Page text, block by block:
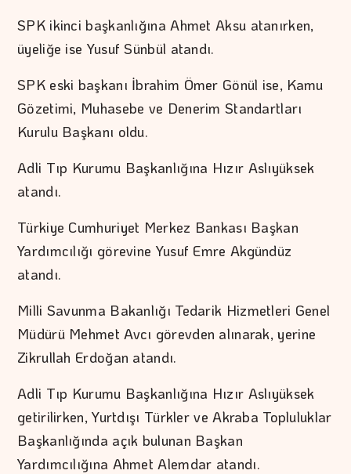
SPK ikinci başkanlığına Ahmet Aksu atanırken,
üyeliğe ise Yusuf Sünbül atandı.
SPK eski başkanı İbrahim Ömer Gönül ise, Kamu
Gözetimi, Muhasebe ve Denerim Standartları
Kurulu Başkanı oldu.
Adli Tıp Kurumu Başkanlığına Hızır Aslıyüksek
atandı.
Türkiye Cumhuriyet Merkez Bankası Başkan
Yardımcılığı görevine Yusuf Emre Akgündüz
atandı.
Milli Savunma Bakanlığı Tedarik Hizmetleri Genel
Müdürü Mehmet Avcı görevden alınarak, yerine
Zikrullah Erdoğan atandı.
Adli Tıp Kurumu Başkanlığına Hızır Aslıyüksek
getirilirken, Yurtdışı Türkler ve Akraba Topluluklar
Başkanlığında açık bulunan Başkan
Yardımcılığına Ahmet Alemdar atandı.